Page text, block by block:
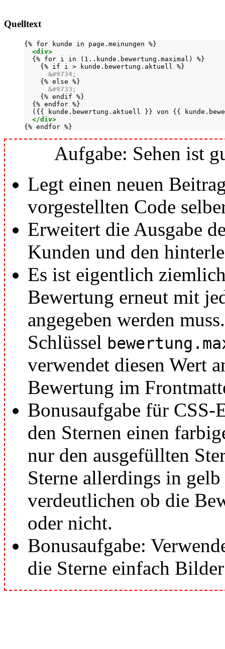
Quelltext
{% for kunde in page.meinungen %}
<div>
  {% for i in (1..kunde.bewertung.maximal) %}
    {% if i > kunde.bewertung.aktuell %}
&#9734;
    {% else %}
&#9733;
    {% endif %}
  {% endfor %}
({{ kunde.bewertung.aktuell }} von {{
</div>
{% endfor %}
Aufgabe: Sehen ist
Legt einen neuen
vorgestellten Code
Erweitert die Ausgabe
Kunden und den
Es ist eigentlich
Bewertung erneut mit
angegeben werden
Schlüssel
verwendet diesen Wert
Bewertung im
Bonusaufgabe für CSS-
den Sternen einen
nur den ausgefüllten
Sterne allerdings in
verdeutlichen ob die
oder nicht.
Bonusaufgabe:
die Sterne einfach